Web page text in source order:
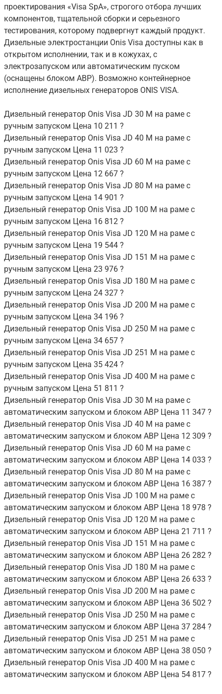
проектирования «Visa SpA», строгого отбора лучших
компонентов, тщательной сборки и серьезного
тестирования, которому подвергнут каждый продукт.
Дизельные электростанции Onis Visa доступны как в
открытом исполнении, так и в кожухах, с
электрозапуском или автоматическим пуском
(оснащены блоком АВР). Возможно контейнерное
исполнение дизельных генераторов ONIS VISA.
Дизельный генератор Onis Visa JD 30 M на раме с
ручным запуском Цена 10 211 ?
Дизельный генератор Onis Visa JD 40 M на раме с
ручным запуском Цена 11 023 ?
Дизельный генератор Onis Visa JD 60 M на раме с
ручным запуском Цена 12 667 ?
Дизельный генератор Onis Visa JD 80 M на раме с
ручным запуском Цена 14 901 ?
Дизельный генератор Onis Visa JD 100 M на раме с
ручным запуском Цена 16 812 ?
Дизельный генератор Onis Visa JD 120 M на раме с
ручным запуском Цена 19 544 ?
Дизельный генератор Onis Visa JD 151 M на раме с
ручным запуском Цена 23 976 ?
Дизельный генератор Onis Visa JD 180 M на раме с
ручным запуском Цена 24 327 ?
Дизельный генератор Onis Visa JD 200 M на раме с
ручным запуском Цена 34 196 ?
Дизельный генератор Onis Visa JD 250 M на раме с
ручным запуском Цена 34 657 ?
Дизельный генератор Onis Visa JD 251 M на раме с
ручным запуском Цена 35 424 ?
Дизельный генератор Onis Visa JD 400 M на раме с
ручным запуском Цена 51 811 ?
Дизельный генератор Onis Visa JD 30 M на раме с
автоматическим запуском и блоком АВР Цена 11 347 ?
Дизельный генератор Onis Visa JD 40 M на раме с
автоматическим запуском и блоком АВР Цена 12 309 ?
Дизельный генератор Onis Visa JD 60 M на раме с
автоматическим запуском и блоком АВР Цена 14 033 ?
Дизельный генератор Onis Visa JD 80 M на раме с
автоматическим запуском и блоком АВР Цена 16 387 ?
Дизельный генератор Onis Visa JD 100 M на раме с
автоматическим запуском и блоком АВР Цена 18 978 ?
Дизельный генератор Onis Visa JD 120 M на раме с
автоматическим запуском и блоком АВР Цена 21 711 ?
Дизельный генератор Onis Visa JD 151 M на раме с
автоматическим запуском и блоком АВР Цена 26 282 ?
Дизельный генератор Onis Visa JD 180 M на раме с
автоматическим запуском и блоком АВР Цена 26 633 ?
Дизельный генератор Onis Visa JD 200 M на раме с
автоматическим запуском и блоком АВР Цена 36 502 ?
Дизельный генератор Onis Visa JD 250 M на раме с
автоматическим запуском и блоком АВР Цена 37 284 ?
Дизельный генератор Onis Visa JD 251 M на раме с
автоматическим запуском и блоком АВР Цена 38 050 ?
Дизельный генератор Onis Visa JD 400 M на раме с
автоматическим запуском и блоком АВР Цена 54 817 ?